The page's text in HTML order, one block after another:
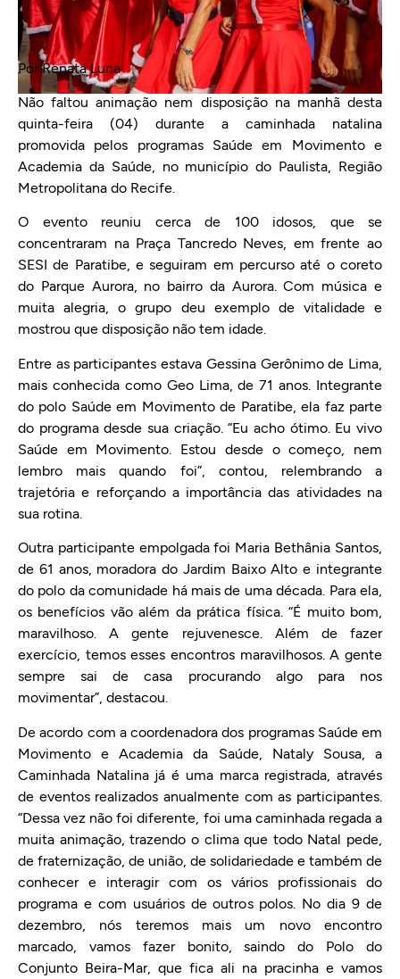
Por Renata Luna
Não faltou animação nem disposição na manhã desta
quinta-feira (04) durante a caminhada natalina
promovida pelos programas Saúde em Movimento e
Academia da Saúde, no município do Paulista, Região
Metropolitana do Recife.
O evento reuniu cerca de 100 idosos, que se
concentraram na Praça Tancredo Neves, em frente ao
SESI de Paratibe, e seguiram em percurso até o coreto
do Parque Aurora, no bairro da Aurora. Com música e
muita alegria, o grupo deu exemplo de vitalidade e
mostrou que disposição não tem idade.
Entre as participantes estava Gessina Gerônimo de Lima,
mais conhecida como Geo Lima, de 71 anos. Integrante
do polo Saúde em Movimento de Paratibe, ela faz parte
do programa desde sua criação. “Eu acho ótimo. Eu vivo
Saúde em Movimento. Estou desde o começo, nem
lembro mais quando foi”, contou, relembrando a
trajetória e reforçando a importância das atividades na
sua rotina.
Outra participante empolgada foi Maria Bethânia Santos,
de 61 anos, moradora do Jardim Baixo Alto e integrante
do polo da comunidade há mais de uma década. Para ela,
os benefícios vão além da prática física. “É muito bom,
maravilhoso. A gente rejuvenesce. Além de fazer
exercício, temos esses encontros maravilhosos. A gente
sempre sai de casa procurando algo para nos
movimentar”, destacou.
De acordo com a coordenadora dos programas Saúde em
Movimento e Academia da Saúde, Nataly Sousa, a
Caminhada Natalina já é uma marca registrada, através
de eventos realizados anualmente com as participantes.
“Dessa vez não foi diferente, foi uma caminhada regada a
muita animação, trazendo o clima que todo Natal pede,
de fraternização, de união, de solidariedade e também de
conhecer e interagir com os vários profissionais do
programa e com usuários de outros polos. No dia 9 de
dezembro, nós teremos mais um novo encontro
marcado, vamos fazer bonito, saindo do Polo do
Conjunto Beira-Mar, que fica ali na pracinha e vamos